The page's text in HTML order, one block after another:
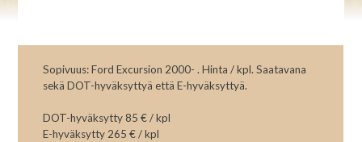
Sopivuus: Ford Excursion 2000- . Hinta / kpl. Saatavana
sekä DOT-hyväksyttyä että E-hyväksyttyä.
DOT-hyväksytty 85 € / kpl
E-hyväksytty 265 € / kpl